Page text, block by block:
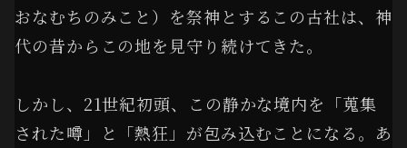
おなむちのみこと）を祭神とするこの古社は、神
代の昔からこの地を見守り続けてきた。
しかし、21世紀初頭、この静かな境内を「蒐集
された噂」と「熱狂」が包み込むことになる。あ